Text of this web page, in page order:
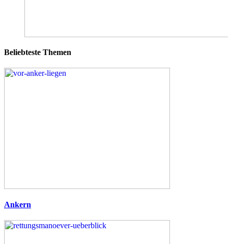
Beliebteste Themen
Ankern